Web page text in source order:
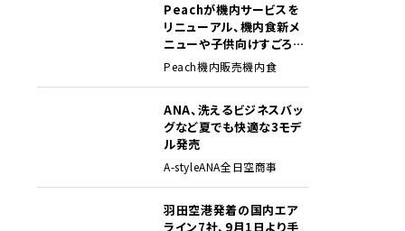
Peachが機内サービスを
リニューアル、機内食新メ
ニューや子供向けすごろく
など
Peach機内販売機内食
ANA、洗えるビジネスバッ
グなど夏でも快適な3モデ
ル発売
A-styleANA全日空商事
羽田空港発着の国内エア
ライン7社、9月1日より手